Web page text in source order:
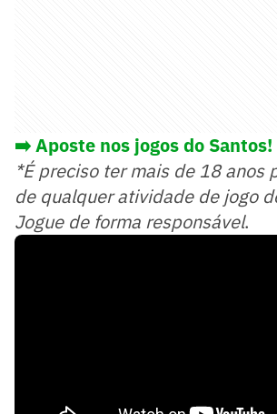
➡️ Aposte nos jogos do Santos!
*É preciso ter mais de 18 anos
de qualquer atividade de jogo
Jogue de forma responsável.